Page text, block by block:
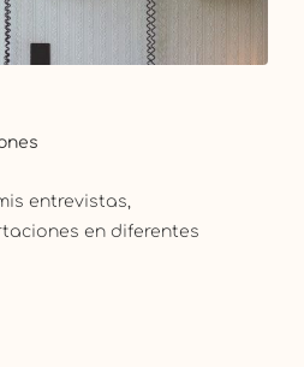
entrevistas,
en diferentes